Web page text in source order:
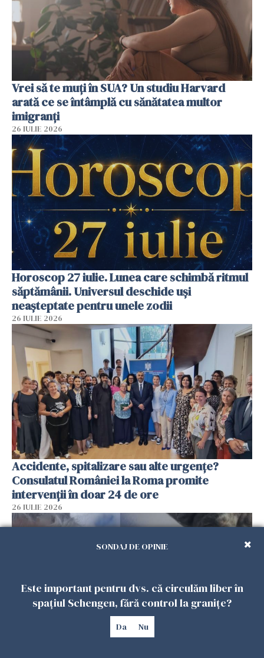
Vrei să te muți în SUA? Un studiu Harvard
arată ce se întâmplă cu sănătatea multor
imigranți
26 IULIE 2026
Horoscop 27 iulie. Lunea care schimbă ritmul
săptămânii. Universul deschide uși
neașteptate pentru unele zodii
26 IULIE 2026
Accidente, spitalizare sau alte urgențe?
Consulatul României la Roma promite
intervenții în doar 24 de ore
26 IULIE 2026
SONDAJ DE OPINIE
Este important pentru dvs. că circulăm liber în
spațiul Schengen, fără control la granițe?
Da Nu